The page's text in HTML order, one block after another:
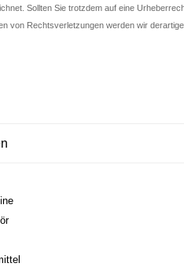
Sollten Sie trotzdem auf eine
von Rechtsverletzungen werden wir